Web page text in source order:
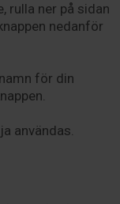
rulla ner på sidan
nedanför
för din
användas.